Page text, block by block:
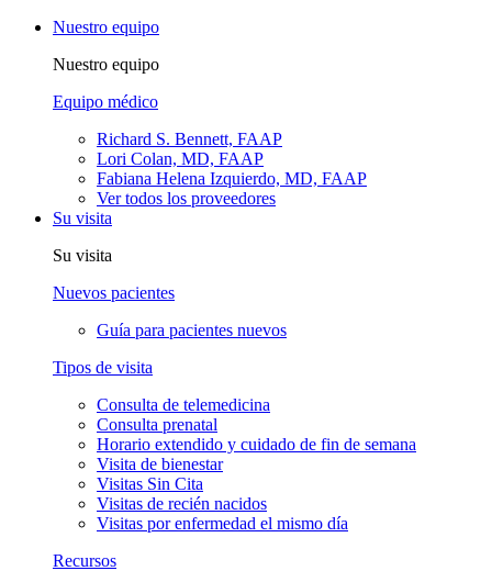
Nuestro equipo
Nuestro equipo
Equipo médico
Richard S. Bennett, FAAP
Lori Colan, MD, FAAP
Fabiana Helena Izquierdo, MD, FAAP
Ver todos los proveedores
Su visita
Su visita
Nuevos pacientes
Guía para pacientes nuevos
Tipos de visita
Consulta de telemedicina
Consulta prenatal
Horario extendido y cuidado de fin de semana
Visita de bienestar
Visitas Sin Cita
Visitas de recién nacidos
Visitas por enfermedad el mismo día
Recursos